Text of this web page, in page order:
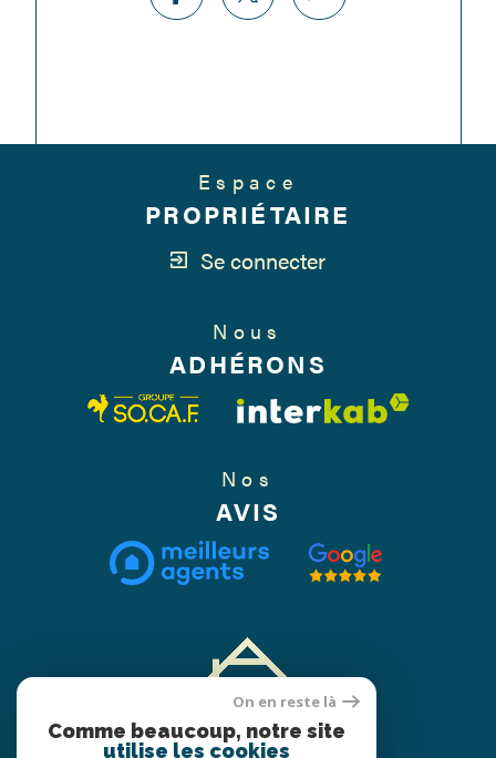
Espace
PROPRIÉTAIRE
Se connecter
Nous
ADHÉRONS
Nos
AVIS
On en reste là
Comme beaucoup, notre site
utilise les cookies